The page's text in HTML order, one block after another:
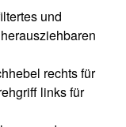
und
rechts für
links für